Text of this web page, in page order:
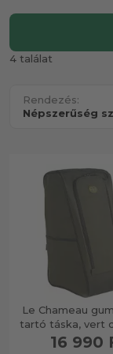
4 találat
Rendezés:
Le Chameau
tartó táska, vert
16 990